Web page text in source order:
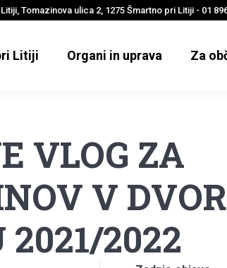
Tomazinova ulica 2, 1275 Šmartno pri Litiji - 01
Litiji Organi in uprava Za
VLOG ZA
V
2021/2022